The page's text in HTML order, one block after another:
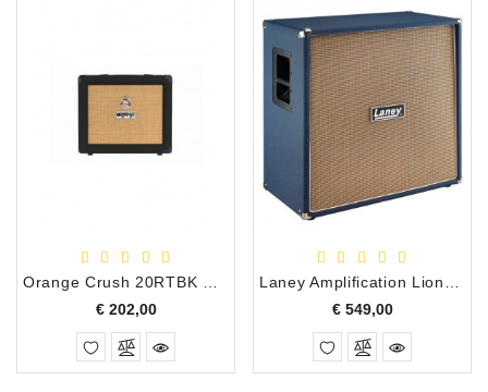
€ 202,00Prijs
€ 549,00Prijs